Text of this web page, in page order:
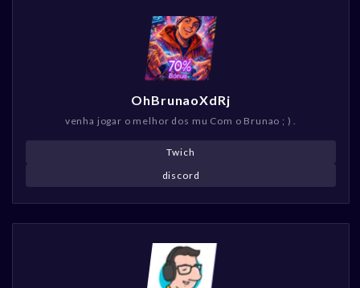
OhBrunaoXdRj
venha jogar o melhor dos mu Com o Brunao ; ) .
Twich
discord